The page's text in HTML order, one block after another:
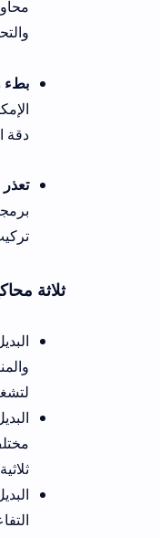
والتحقق من نقل
بطء وتأخر في حركة
الإمكانيات
دقة العرض وتفاصيل
تعذر دمج الإضافات
تركيب الإضافات
ثلاثة محاكيات زراعية
والمنصات
لتشغيلها بكفاءة
مختلف الأعمار،
ثلاثية الأبعاد الاحترافية.
التفاعلية، وتعتبر